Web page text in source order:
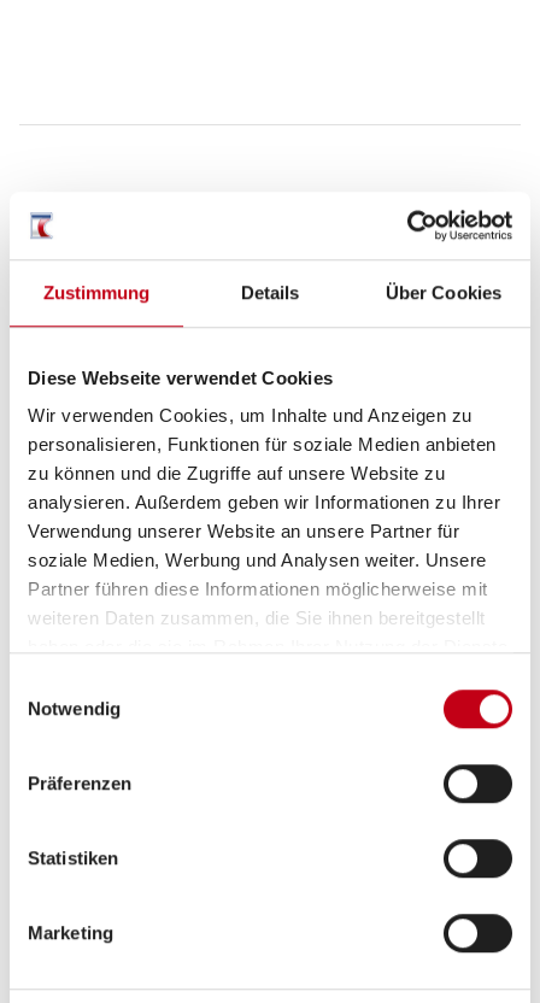
Zustimmung Details Über Cookies
Diese Webseite verwendet Cookies
Wir verwenden Cookies, um Inhalte und Anzeigen zu
personalisieren, Funktionen für soziale Medien anbieten
zu können und die Zugriffe auf unsere Website zu
analysieren. Außerdem geben wir Informationen zu Ihrer
Verwendung unserer Website an unsere Partner für
soziale Medien, Werbung und Analysen weiter. Unsere
Partner führen diese Informationen möglicherweise mit
weiteren Daten zusammen, die Sie ihnen bereitgestellt
Notwendig
Präferenzen
Statistiken
Marketing
Ausstattung
Küche
Kompressor-Kühlschrank
Grundrissbeschreibung
Schlafplätze
Anzahl der Sitze mit Gurt
Sitzgruppe Seitensitzgruppe
Infrastruktur WC